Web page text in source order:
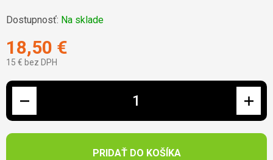
Dostupnosť: Na sklade
18,50 €
15 € bez DPH
Jednotková cena:
PRIDAŤ DO KOŠÍKA